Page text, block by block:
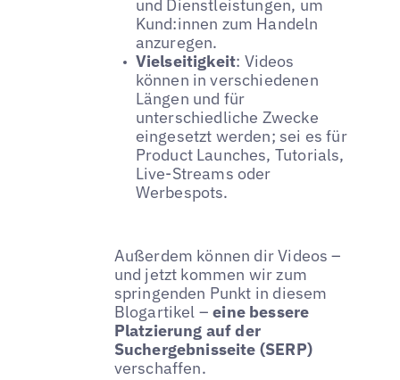
und Dienstleistungen, um
Kund:innen zum Handeln
anzuregen.
Vielseitigkeit: Videos
können in verschiedenen
Längen und für
unterschiedliche Zwecke
eingesetzt werden; sei es für
Product Launches, Tutorials,
Live-Streams oder
Werbespots.
Außerdem können dir Videos –
und jetzt kommen wir zum
springenden Punkt in diesem
Blogartikel –eine bessere
Platzierung auf der
Suchergebnisseite (SERP)
verschaffen.